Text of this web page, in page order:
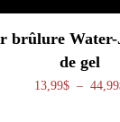
brûlure
de gel
13,99$ – 44,99